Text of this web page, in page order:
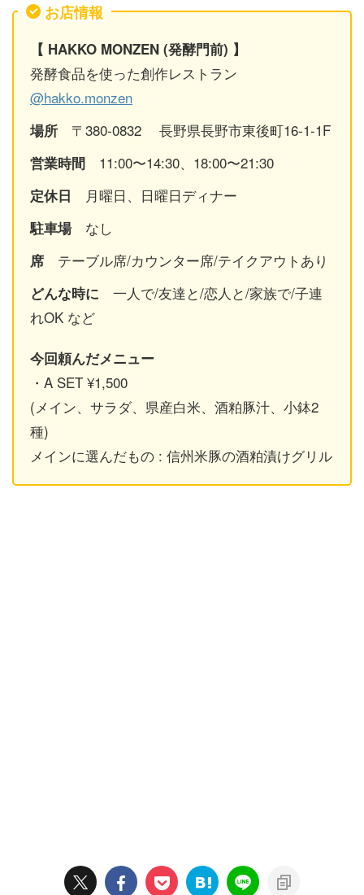
お店情報
【 HAKKO MONZEN (発酵門前) 】
発酵食品を使った創作レストラン
@hakko.monzen
場所 〒380-0832 長野県長野市東後町16-1-1F
営業時間 11:00〜14:30、18:00〜21:30
定休日 月曜日、日曜日ディナー
駐車場なし
席 テーブル席/カウンター席/テイクアウトあり
どんな時に 一人で/友達と/恋人と/家族で/子連
れOK など
今回頼んだメニュー
・A SET ¥1,500
(メイン、サラダ、県産白米、酒粕豚汁、小鉢2
種)
メインに選んだもの : 信州米豚の酒粕漬けグリル